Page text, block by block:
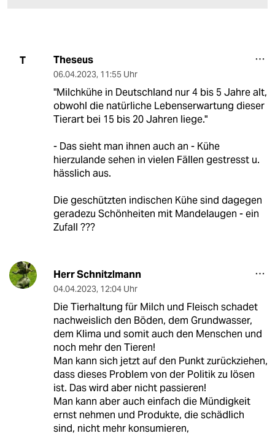
T Theseus
06.04.2023, 11:55 Uhr
"Milchkühe in Deutschland nur 4 bis 5 Jahre alt,
obwohl die natürliche Lebenserwartung dieser
Tierart bei 15 bis 20 Jahren liege."
- Das sieht man ihnen auch an - Kühe
hierzulande sehen in vielen Fällen gestresst u.
hässlich aus.
Die geschützten indischen Kühe sind dagegen
geradezu Schönheiten mit Mandelaugen - ein
Zufall ???
Herr Schnitzlmann
04.04.2023, 12:04 Uhr
Die Tierhaltung für Milch und Fleisch schadet
nachweislich den Böden, dem Grundwasser,
dem Klima und somit auch den Menschen und
noch mehr den Tieren!
Man kann sich jetzt auf den Punkt zurückziehen,
dass dieses Problem von der Politik zu lösen
ist. Das wird aber nicht passieren!
Man kann aber auch einfach die Mündigkeit
ernst nehmen und Produkte, die schädlich
sind, nicht mehr konsumieren,